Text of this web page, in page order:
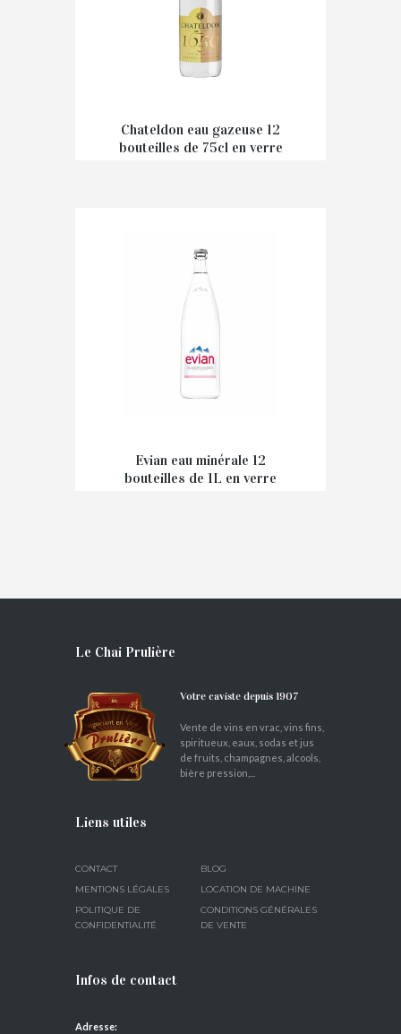
Chateldon eau gazeuse 12
bouteilles de 75cl en verre
Evian eau minérale 12
bouteilles de 1L en verre
Le Chai Prulière
Votre caviste depuis 1907
Vente de vins en vrac, vins fins,
spiritueux, eaux, sodas et jus
de fruits, champagnes, alcools,
bière pression,...
Liens utiles
CONTACT
BLOG
MENTIONS LÉGALES
LOCATION DE MACHINE
POLITIQUE DE
CONFIDENTIALITÉ
CONDITIONS GÉNÉRALES
DE VENTE
Infos de contact
Adresse: